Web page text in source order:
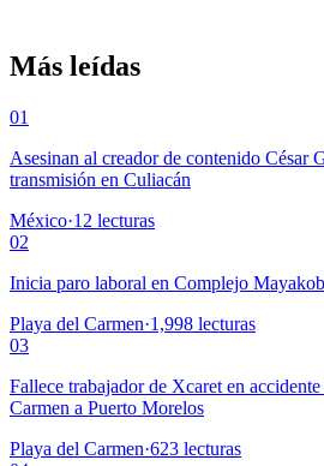
Más leídas
01
Asesinan al creador de contenido César
transmisión en Culiacán
México·12 lecturas
02
Inicia paro laboral en Complejo
Playa del Carmen·1,998 lecturas
03
Fallece trabajador de Xcaret en
Carmen a Puerto Morelos
Playa del Carmen·623 lecturas